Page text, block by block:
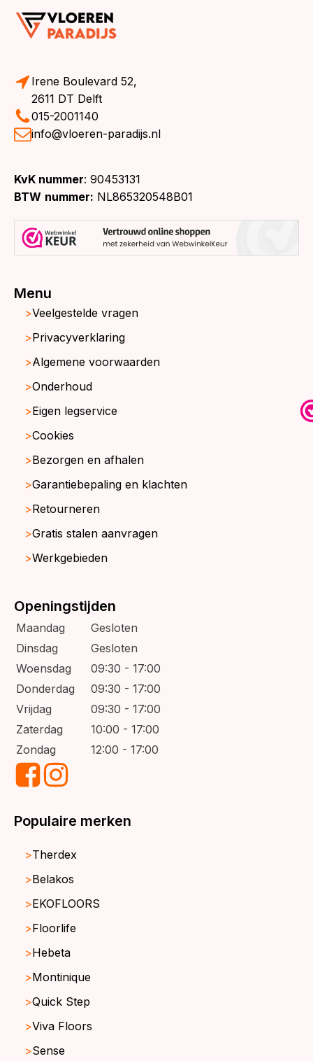
Irene Boulevard 52,
2611 DT Delft
015-2001140
info@vloeren-paradijs.nl
KvK nummer: 90453131
BTW nummer: NL865320548B01
Menu
Veelgestelde vragen
Privacyverklaring
Algemene voorwaarden
Onderhoud
Eigen legservice
Cookies
Bezorgen en afhalen
Garantiebepaling en klachten
Retourneren
Gratis stalen aanvragen
Werkgebieden
Openingstijden
Maandag
Gesloten
Dinsdag
Gesloten
Woensdag
09:30 - 17:00
Donderdag
09:30 - 17:00
Vrijdag
09:30 - 17:00
Zaterdag
10:00 - 17:00
Zondag
12:00 - 17:00
Populaire merken
Therdex
Belakos
EKOFLOORS
Floorlife
Hebeta
Montinique
Quick Step
Viva Floors
Sense